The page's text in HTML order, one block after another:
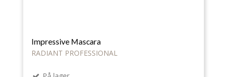
Impressive Mascara
RADIANT PROFESSIONAL